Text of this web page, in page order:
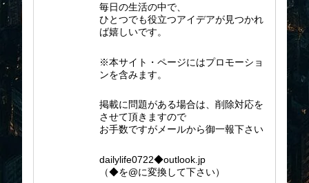
毎日の生活の中で、
ひとつでも役立つアイデアが見つかれ
ば嬉しいです。
※本サイト・ページにはプロモーショ
ンを含みます。
掲載に問題がある場合は、削除対応を
させて頂きますので
お手数ですがメールから御一報下さい
dailylife0722◆outlook.jp
（◆を@に変換して下さい）